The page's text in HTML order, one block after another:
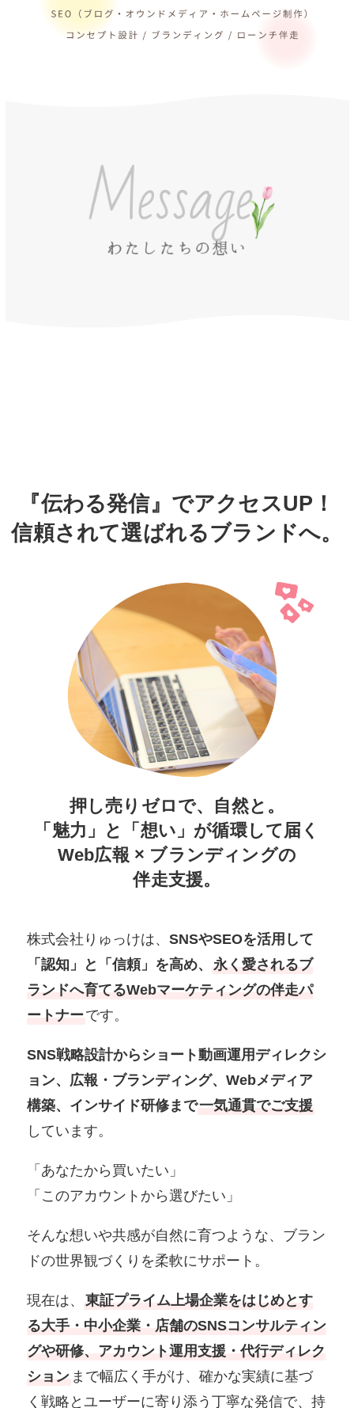
『伝わる発信』でアクセスUP！
信頼されて選ばれるブランドへ。
押し売りゼロで、自然と。
「魅力」と「想い」が循環して届く
Web広報 × ブランディングの
伴走支援。
株式会社りゅっけは、SNSやSEOを活用して
「認知」と「信頼」を高め、 永く愛されるブ
ランドへ育てるWebマーケティングの伴走パ
ートナー です。
SNS戦略設計からショート動画運用ディレクシ
ョン、広報・ブランディング、Webメディア
構築、インサイド研修まで一気通貫でご支援
しています。
「あなたから買いたい」
「このアカウントから選びたい」
そんな想いや共感が自然に育つような、ブラン
ドの世界観づくりを柔軟にサポート。
現在は、 東証プライム上場企業をはじめとす
る大手・中小企業・店舗のSNSコンサルティン
グや研修、アカウント運用支援・代行ディレク
ション まで幅広く手がけ、確かな実績に基づ
く戦略とユーザーに寄り添う丁寧な発信で、持